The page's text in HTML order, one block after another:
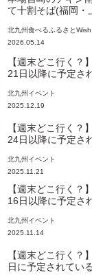
て十割そば(福岡・
北九州食べる ふるさとWish
2026.05.14
【週末どこ行く？
21日以降に予定さ
北九州 イベント
2025.12.19
【週末どこ行く
24日以降に予定さ
北九州 イベント
2025.11.21
【週末どこ行く？
16日以降に予定さ
北九州 イベント
2025.11.14
【週末どこ行く
日に予定されてい